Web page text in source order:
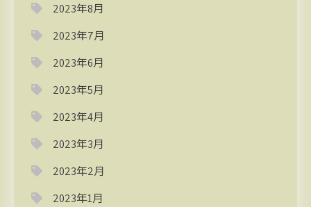
2023年8月
2023年7月
2023年6月
2023年5月
2023年4月
2023年3月
2023年2月
2023年1月